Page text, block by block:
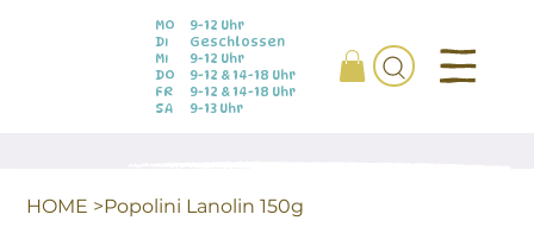
MO
DI
MI
DO
FR
SA
9-12 Uhr
Geschlossen
9-12 Uhr
9-12 & 14-18 Uhr
9-12 & 14-18 Uhr
9-13 Uhr
HOME >Popolini Lanolin 150g